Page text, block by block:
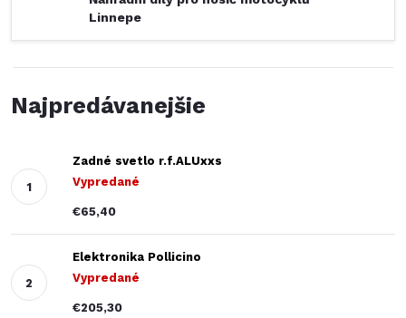
Linnepe
Najpredávanejšie
Zadné svetlo r.f.ALUxxs
Vypredané
€65,40
Elektronika Pollicino
Vypredané
€205,30